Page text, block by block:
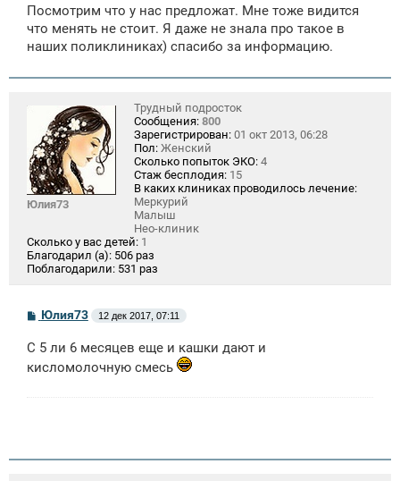
б
щ
н
е
Посмотрим что у нас предложат. Мне тоже видится
что менять не стоит. Я даже не знала про такое в
наших поликлиниках) спасибо за информацию.
Юлия73
Трудный подросток
Сообщения: 800
Зарегистрирован: 01 окт 2013, 06:28
Пол: Женский
Сколько попыток ЭКО: 4
Стаж бесплодия: 15
В каких клиниках проводилось лечение:
Меркурий
Малыш
Нео-клиник
Сколько у вас детей: 1
Благодарил (а): 506 раз
Поблагодарили: 531 раз
С
б
щ
е
Юлия73 12 дек 2017, 07:11
С 5 ли 6 месяцев еще и кашки дают и
кисломолочную смесь